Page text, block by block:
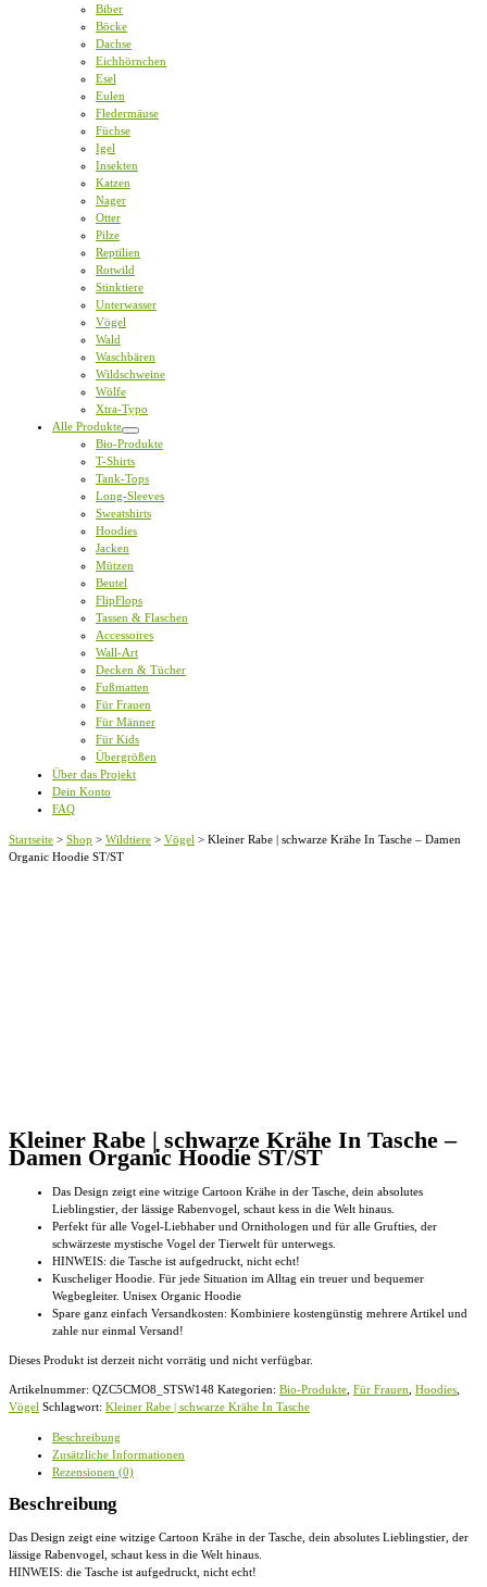
Biber
Böcke
Dachse
Eichhörnchen
Esel
Eulen
Fledermäuse
Füchse
Igel
Insekten
Katzen
Nager
Otter
Pilze
Reptilien
Rotwild
Stinktiere
Unterwasser
Vögel
Wald
Waschbären
Wildschweine
Wölfe
Xtra-Typo
Alle Produkte
Bio-Produkte
T-Shirts
Tank-Tops
Long-Sleeves
Sweatshirts
Hoodies
Jacken
Mützen
Beutel
FlipFlops
Tassen & Flaschen
Accessoires
Wall-Art
Decken & Tücher
Fußmatten
Für Frauen
Für Männer
Für Kids
Übergrößen
Über das Projekt
Dein Konto
FAQ
Startseite > Shop > Wildtiere > Vögel > Kleiner Rabe | schwarze Krähe In Tasche – Damen
Organic Hoodie ST/ST
Kleiner Rabe | schwarze Krähe In Tasche –
Damen Organic Hoodie ST/ST
Das Design zeigt eine witzige Cartoon Krähe in der Tasche, dein absolutes
Lieblingstier, der lässige Rabenvogel, schaut kess in die Welt hinaus.
Perfekt für alle Vogel-Liebhaber und Ornithologen und für alle Grufties, der
schwärzeste mystische Vogel der Tierwelt für unterwegs.
HINWEIS: die Tasche ist aufgedruckt, nicht echt!
Kuscheliger Hoodie. Für jede Situation im Alltag ein treuer und bequemer
Wegbegleiter. Unisex Organic Hoodie
Spare ganz einfach Versandkosten: Kombiniere kostengünstig mehrere Artikel und
zahle nur einmal Versand!
Dieses Produkt ist derzeit nicht vorrätig und nicht verfügbar.
Artikelnummer: QZC5CMO8_STSW148 Kategorien: Bio-Produkte, Für Frauen, Hoodies,
Vögel Schlagwort: Kleiner Rabe | schwarze Krähe In Tasche
Beschreibung
Zusätzliche Informationen
Rezensionen (0)
Beschreibung
Das Design zeigt eine witzige Cartoon Krähe in der Tasche, dein absolutes Lieblingstier, der
lässige Rabenvogel, schaut kess in die Welt hinaus.
HINWEIS: die Tasche ist aufgedruckt, nicht echt!